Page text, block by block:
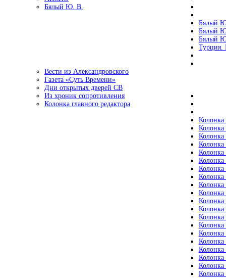
Бялый Ю. В.
Бялый
Бялый
Бялый
Турция.
Вести из Александровского
Газета «Суть Времени»
Дни открытых дверей СВ
Из хроник сопротивления
Колонка главного редактора
Колонка
Колонка
Колонка
Колонка
Колонка
Колонка
Колонка
Колонка
Колонка
Колонка
Колонка
Колонка
Колонка
Колонка
Колонка
Колонка
Колонка
Колонка
Колонка
Колонка